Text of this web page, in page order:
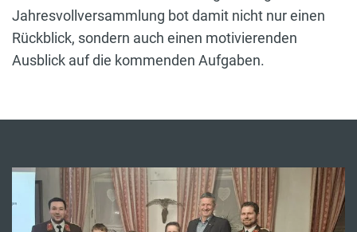
Jahresvollversammlung bot damit nicht nur einen
Rückblick, sondern auch einen motivierenden
Ausblick auf die kommenden Aufgaben.